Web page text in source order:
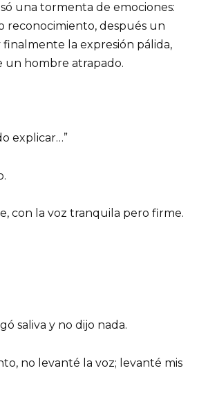
una tormenta de emociones:
reconocimiento, después un
finalmente la expresión pálida,
un hombre atrapado.
explicar…”
con la voz tranquila pero firme.
saliva y no dijo nada.
no levanté la voz; levanté mis